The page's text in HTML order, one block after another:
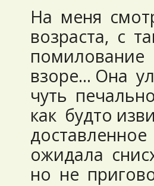
На меня
возраста, с
взоре… Она
чуть
как будто
ожидала
но не